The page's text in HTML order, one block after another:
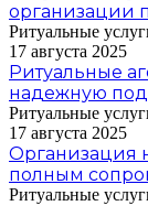
организации
Ритуальные
17 августа 2025
Ритуальные
надежную
Ритуальные
17 августа 2025
Организация
полным
Ритуальные